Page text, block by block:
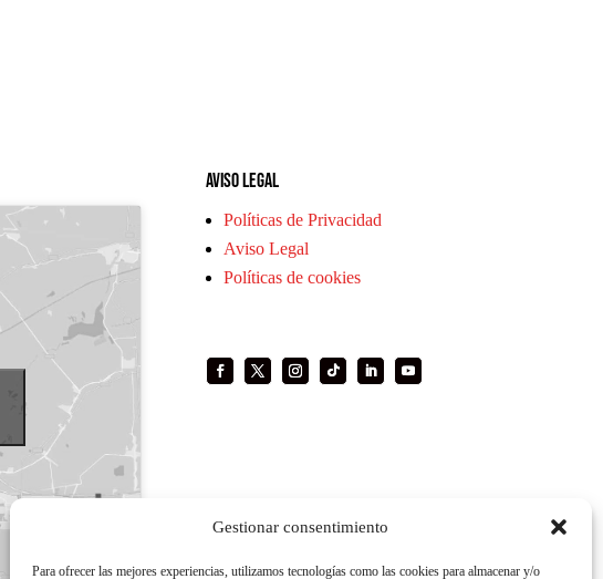
Gestionar consentimiento
Para ofrecer las mejores experiencias, utilizamos tecnologías como las cookies para almacenar y/o
Aviso legal
Políticas de Privacidad
Aviso Legal
Políticas de cookies